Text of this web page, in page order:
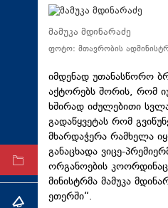
თავდაცვა
რეგიონი
სპორტი
ტექნოლოგიები
ტაბლოიდი
თემა
მამუკა მდინარაძე
ფოტო: მთავრობის
იმდენად უთანასწორო
აქტორებს შორის, რომ
ხშირად იძულებითი
გადაწყვეტას რომ
მხარდაჭერა რამხელა
განაცხადა ვიცე-
ორგანოების
მინისტრმა მამუკა
ეთერში“.